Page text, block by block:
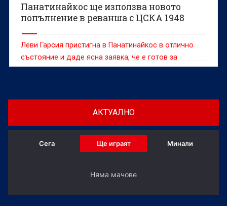
Панатинайкос ще използва новото
попълнение в реванша с ЦСКА 1948
Леви Гарсия пристигна в Панатинайкос в отлично
състояние и даде ясна заявка, че е готов за
решителния реванш срещу ЦСКА 1948 в София
АКТУАЛНО
Сега Ще играят Минали
Няма мачове